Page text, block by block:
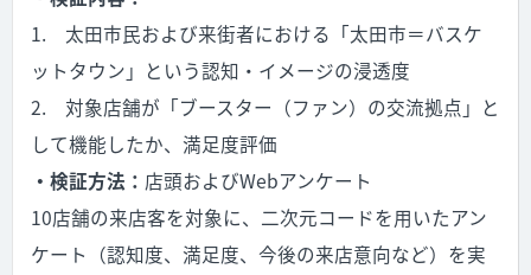
1. 太田市民および来街者における「太田市＝バスケ
ットタウン」という認知・イメージの浸透度
2. 対象店舗が「ブースター（ファン）の交流拠点」と
して機能したか、満足度評価
・検証方法： 店頭およびWebアンケート
10店舗の来店客を対象に、二次元コードを用いたアン
ケート（認知度、満足度、今後の来店意向など）を実